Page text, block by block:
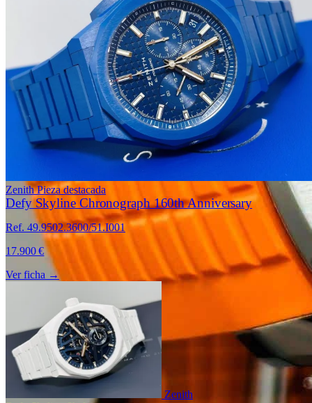
Zenith Pieza destacada
Defy Skyline Chronograph 160th Anniversary
Ref. 49.9502.3600/51.I001
17.900 €
Ver ficha →
Zenith